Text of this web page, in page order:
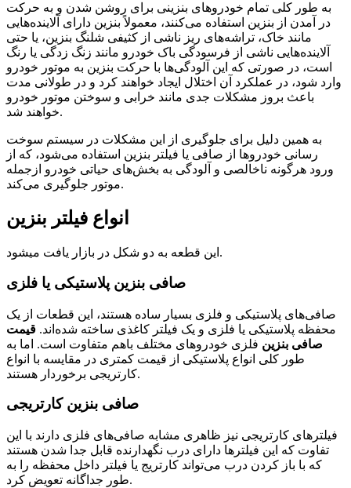
به طور کلی تمام خودروهای بنزینی برای روشن شدن و به حرکت
در آمدن از بنزین استفاده می‌کنند، معمولاً بنزین دارای آلاینده‌هایی
مانند خاک، تراشه‌های ریز ناشی از کثیفی شلنگ بنزین، یا حتی
آلاینده‌هایی ناشی از فرسودگی باک خودرو مانند زنگ زدگی یا رنگ
است، در صورتی که این آلودگی‌ها با حرکت بنزین به موتور خودرو
وارد شود، در عملکرد آن اختلال ایجاد خواهند کرد و در طولانی مدت
باعث بروز مشکلات جدی مانند خرابی و سوختن موتور خودرو
خواهند شد.
به همین دلیل برای جلوگیری از این مشکلات در سیستم سوخت
رسانی خودروها از صافی یا فیلتر بنزین استفاده می‌شود، که از
ورود هرگونه ناخالصی و آلودگی به بخش‌های حیاتی خودرو ازجمله
موتور جلوگیری می‌کند.
انواع فیلتر بنزین
این قطعه به دو شکل در بازار یافت میشود.
صافی بنزین پلاستیکی یا فلزی
صافی‌های پلاستیکی و فلزی بسیار ساده هستند، این قطعات از یک
محفظه پلاستیکی یا فلزی و یک فیلتر کاغذی ساخته شده‌اند. قیمت
صافی بنزین فلزی خودروهای مختلف باهم متفاوت است. اما به
طور کلی انواع پلاستیکی از قیمت کمتری در مقایسه با انواع
کارتریجی برخوردار هستند.
صافی بنزین کارتریجی
فیلترهای کارتریجی نیز ظاهری مشابه صافی‌های فلزی دارند با این
تفاوت که این فیلترها دارای درب نگهدارنده قابل جدا شدن هستند
که با باز کردن درب می‌تواند کارتریج یا فیلتر داخل محفظه را به
طور جداگانه تعویض کرد.